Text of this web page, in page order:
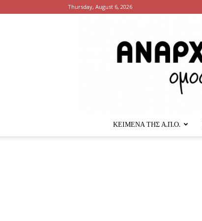
Thursday, August 6, 2026
ΚΕΙΜΕΝΑ ΤΗΣ Α.Π.Ο.